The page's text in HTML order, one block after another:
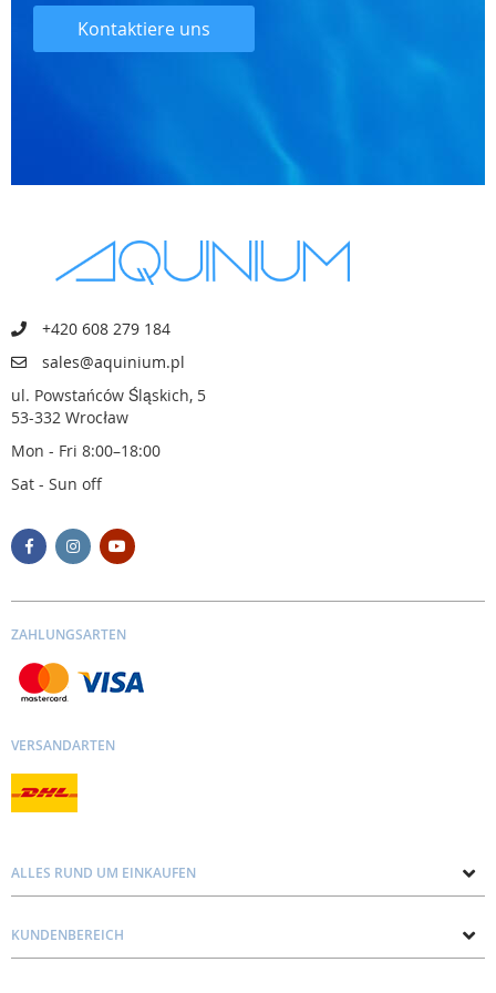
Kontaktiere uns
+420 608 279 184
sales@aquinium.pl
ul. Powstańców Śląskich, 5
53-332 Wrocław
Mon - Fri 8:00–18:00
Sat - Sun off
ZAHLUNGSARTEN
VERSANDARTEN
ALLES RUND UM EINKAUFEN
Kontakt mit uns
KUNDENBEREICH